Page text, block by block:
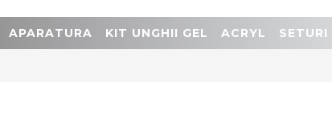
APARATURA KIT UNGHII GEL ACRYL SETURI